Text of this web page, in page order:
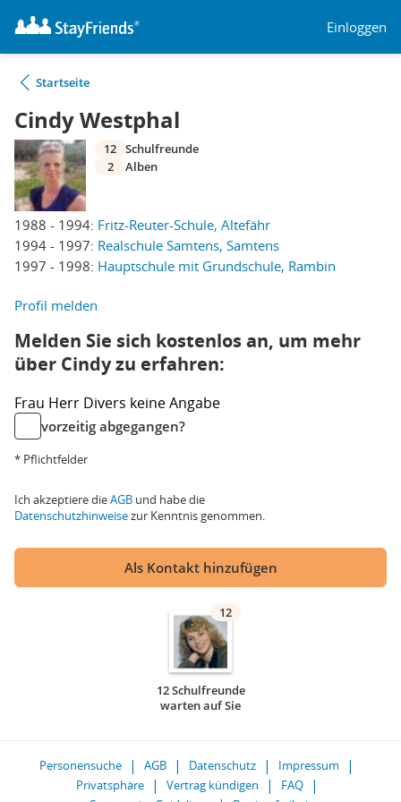
Einloggen
Startseite
Cindy Westphal
1988 - 1994: Fritz-Reuter-Schule, Altefähr
1994 - 1997: Realschule Samtens, Samtens
1997 - 1998: Hauptschule mit Grundschule, Rambin
12 Schulfreunde
2
Alben
Profil melden
Melden Sie sich kostenlos an, um mehr
über Cindy zu erfahren:
Frau Herr Divers keine Angabe
vorzeitig abgegangen?
* Pflichtfelder
Ich akzeptiere dieAGB und habe die
Datenschutzhinweisezur Kenntnis genommen.
Als Kontakt hinzufügen
12
12 Schulfreunde
warten auf Sie
Personensuche AGB Datenschutz
Impressum
Privatsphäre
Vertrag kündigen
FAQ